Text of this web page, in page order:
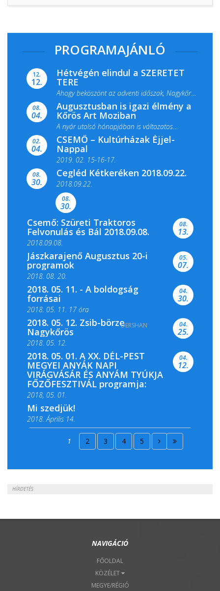
PROGRAMAJÁNLÓ
12.
12.
Hétvégén elindul a SZERETET
TERE
Ahogy beköszönt az adventi időszak, Nagykőrös
ismét megtelik ünnepi fénnyel és közös...
08.
04.
Augusztusban is igazi élmény a
Kőrös Art Moziban
A nyár utolsó hónapjában is változatos
filmkínálattal, családi...
02.
04.
CSEMŐ – Kultúrházak Éjjel-
Nappal
2019. 02. 15-16-17.
Színes és tartalmas programokkal várja a
Csemői Községi Könyvtár és...
08.
30.
Cegléd Kétkeréken 2018.09.22.
2018.09.22.
08.
30.
Csemő: Szüreti Traktoros
Felvonulás és Bál 2018.09.08.
2018.09.08.
08.
13.
Jászkarajenő Augusztus 20-i
programok
2018. 08. 20.
05.
07.
2018. 05. 11. - A boldogság
forrásai
2018. 05. 11. 17 óra
2018. 05. 11. 19 óra
04.
30.
2018. 05. 12. Zsib-börze
Nagykőrös
2018. 05. 12.
04.
25.
2018. 05. 01. A XX. DÉL-PEST
MEGYEI ANYÁK NAPI
VIRÁGVÁSÁR ÉS ANYÁM TYÚKJA
FŐZŐFESZTIVÁL programja:
2018, 05. 01.
04.
12.
Mi szedjük!
2018. Április 14.
2018. Április 15.
1 2 3 4 5
HÍRDETÉS
NAVIGÁCIÓ
FŐOLDAL
KÖZÉLET
MEGYE/RÉGIÓ
DERSHAN